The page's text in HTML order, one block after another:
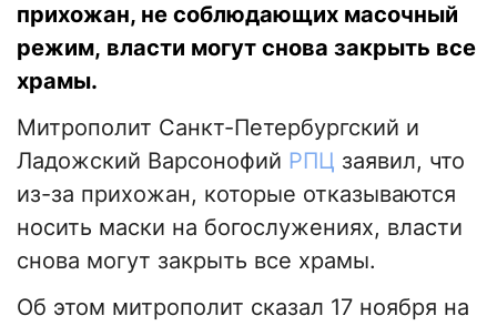
прихожан, не соблюдающих масочный
режим, власти могут снова закрыть все
храмы.
Митрополит Санкт-Петербургский и
Ладожский Варсонофий РПЦ заявил, что
из-за прихожан, которые отказываются
носить маски на богослужениях, власти
снова могут закрыть все храмы.
Об этом митрополит сказал 17 ноября на